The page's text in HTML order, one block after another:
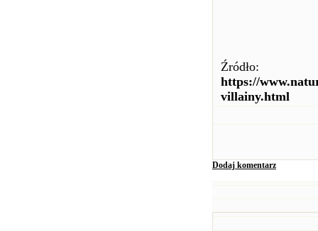
Źródło:
https://
villainy.html
Dodaj komentarz